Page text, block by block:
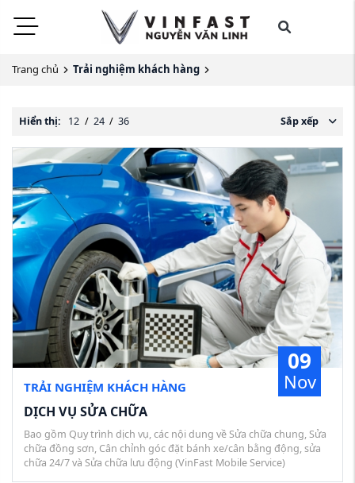
Trang chủ Trải nghiệm khách hàng
Hiển thị: 12 / 24 / 36 Sắp xếp
09
Nov
TRẢI NGHIỆM KHÁCH HÀNG
DỊCH VỤ SỬA CHỮA
Bao gồm Quy trình dịch vụ, các nội dung về Sửa chữa chung, Sửa
chữa đồng sơn, Cân chỉnh góc đặt bánh xe/cân bằng động, sửa
chữa 24/7 và Sửa chữa lưu động (VinFast Mobile Service)